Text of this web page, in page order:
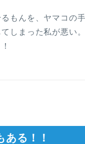
もんを、ヤマコの
しまった私が悪い。
ある！！